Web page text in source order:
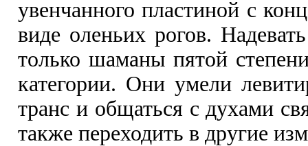
увенчанного пластиной с
виде оленьих рогов.
только шаманы пятой
категории. Они умели
транс и общаться с духами
также переходить в другие